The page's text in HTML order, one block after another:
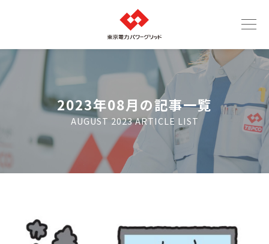
2023年08月の記事一覧
AUGUST 2023 ARTICLE LIST